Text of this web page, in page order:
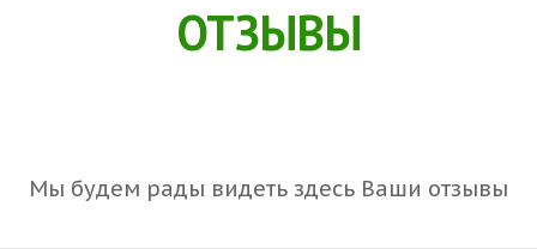
ОТЗЫВЫ
Мы будем рады видеть здесь Ваши отзывы